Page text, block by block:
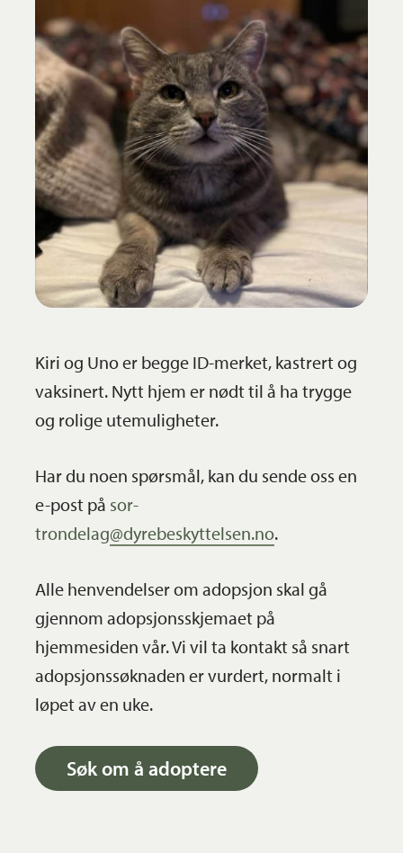
Kiri og Uno er begge ID-merket, kastrert og
vaksinert. Nytt hjem er nødt til å ha trygge
og rolige utemuligheter.
Har du noen spørsmål, kan du sende oss en
e-post på sor-
trondelag@dyrebeskyttelsen.no.
Alle henvendelser om adopsjon skal gå
gjennom adopsjonsskjemaet på
hjemmesiden vår. Vi vil ta kontakt så snart
adopsjonssøknaden er vurdert, normalt i
løpet av en uke.
Søk om å adoptere